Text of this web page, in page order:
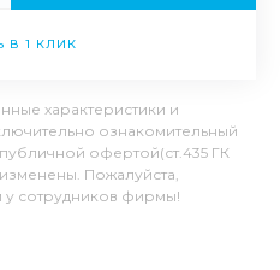
В 1 КЛИК
характеристики и
ознакомительный
офертой(ст.435 ГК
Пожалуйста,
у сотрудников фирмы!